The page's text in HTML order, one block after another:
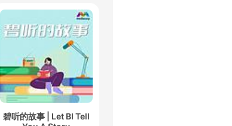
碧听的故事 | Let BI Tell